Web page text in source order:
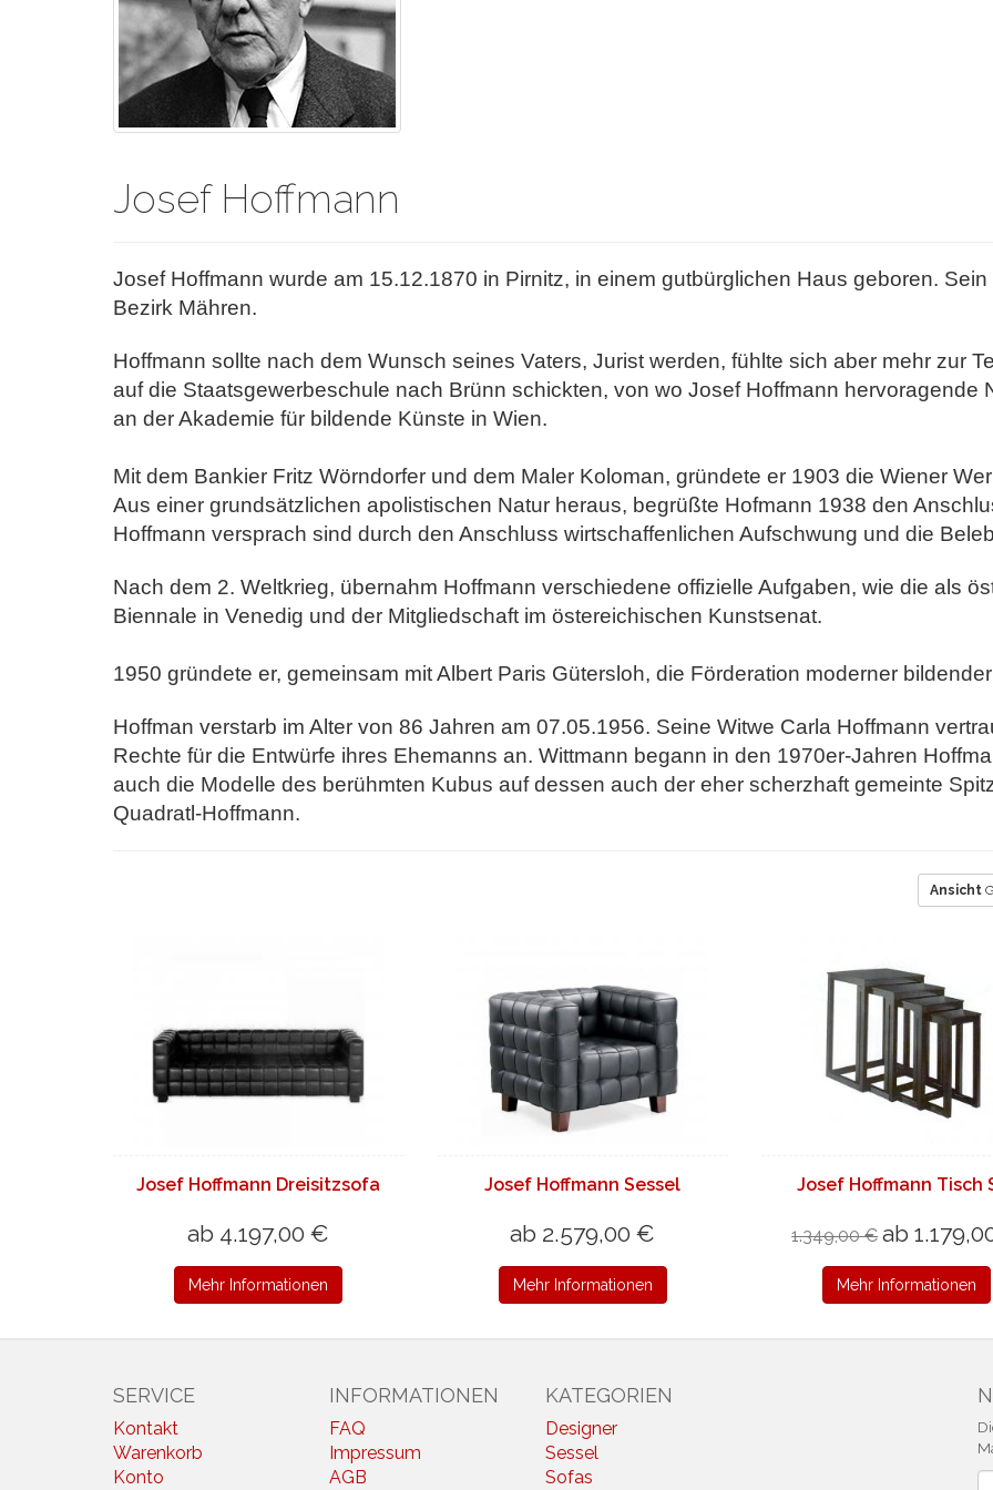
Josef Hoffmann
Josef Hoffmann wurde am 15.12.1870 in Pirnitz, in einem gutbürglichen Haus geboren.
Bezirk Mähren.
Hoffmann sollte nach dem Wunsch seines Vaters, Jurist werden, fühlte sich aber mehr zur
auf die Staatsgewerbeschule nach Brünn schickten, von wo Josef Hoffmann hervoragende
an der Akademie für bildende Künste in Wien.
Mit dem Bankier Fritz Wörndorfer und dem Maler Koloman, gründete er 1903 die Wiener
Aus einer grundsätzlichen apolistischen Natur heraus, begrüßte Hofmann 1938 den
Hoffmann versprach sind durch den Anschluss wirtschaffenlichen Aufschwung und die
Nach dem 2. Weltkrieg, übernahm Hoffmann verschiedene offizielle Aufgaben, wie die als
Biennale in Venedig und der Mitgliedschaft im östereichischen Kunstsenat.
1950 gründete er, gemeinsam mit Albert Paris Gütersloh, die Förderation moderner
Hoffman verstarb im Alter von 86 Jahren am 07.05.1956. Seine Witwe Carla Hoffmann
Rechte für die Entwürfe ihres Ehemanns an. Wittmann begann in den 1970er-Jahren
auch die Modelle des berühmten Kubus auf dessen auch der eher scherzhaft gemeinte
Quadratl-Hoffmann.
Ansicht
Josef Hoffmann Dreisitzsofa
ab 4.197,00 €
Mehr Informationen
Josef Hoffmann Sessel
ab 2.579,00 €
Mehr Informationen
Josef Hoffmann Tisch
1.349,00 € ab
Mehr Informationen
SERVICE
Kontakt
Warenkorb
Konto
INFORMATIONEN
FAQ
Impressum
AGB
KATEGORIEN
Designer
Sessel
Sofas